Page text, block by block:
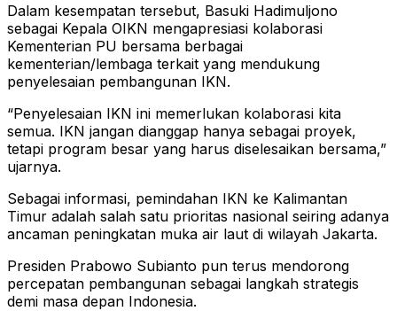
Dalam kesempatan tersebut, Basuki Hadimuljono
sebagai Kepala OIKN mengapresiasi kolaborasi
Kementerian PU bersama berbagai
kementerian/lembaga terkait yang mendukung
penyelesaian pembangunan IKN.
“Penyelesaian IKN ini memerlukan kolaborasi kita
semua. IKN jangan dianggap hanya sebagai proyek,
tetapi program besar yang harus diselesaikan bersama,”
ujarnya.
Sebagai informasi, pemindahan IKN ke Kalimantan
Timur adalah salah satu prioritas nasional seiring adanya
ancaman peningkatan muka air laut di wilayah Jakarta.
Presiden Prabowo Subianto pun terus mendorong
percepatan pembangunan sebagai langkah strategis
demi masa depan Indonesia.